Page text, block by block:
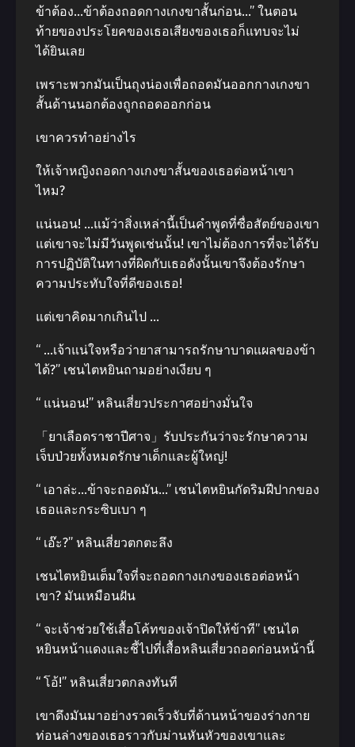
ข้าต้อง…ข้าต้องถอดกางเกงขาสั้นก่อน…” ในตอน
ท้ายของประโยคของเธอเสียงของเธอก็แทบจะไม่
ได้ยินเลย
เพราะพวกมันเป็นถุงน่องเพื่อถอดมันออกกางเกงขา
สั้นด้านนอกต้องถูกถอดออกก่อน
เขาควรทำอย่างไร
ให้เจ้าหญิงถอดกางเกงขาสั้นของเธอต่อหน้าเขา
ไหม?
แน่นอน! …แม้ว่าสิ่งเหล่านี้เป็นคำพูดที่ซื่อสัตย์ของเขา
แต่เขาจะไม่มีวันพูดเช่นนั้น! เขาไม่ต้องการที่จะได้รับ
การปฏิบัติในทางที่ผิดกับเธอดังนั้นเขาจึงต้องรักษา
ความประทับใจที่ดีของเธอ!
แต่เขาคิดมากเกินไป …
“ …เจ้าแน่ใจหรือว่ายาสามารถรักษาบาดแผลของข้า
ได้?” เชนไตหยินถามอย่างเงียบ ๆ
“ แน่นอน!” หลินเสี่ยวประกาศอย่างมั่นใจ
「ยาเลือดราชาปีศาจ」รับประกันว่าจะรักษาความ
เจ็บป่วยทั้งหมดรักษาเด็กและผู้ใหญ่!
“ เอาล่ะ…ข้าจะถอดมัน…” เชนไตหยินกัดริมฝีปากของ
เธอและกระซิบเบา ๆ
“ เอ๊ะ?” หลินเสี่ยวตกตะลึง
เชนไตหยินเต็มใจที่จะถอดกางเกงของเธอต่อหน้า
เขา? มันเหมือนฝัน
“ จะเจ้าช่วยใช้เสื้อโค้ทของเจ้าปิดให้ข้าที” เชนไต
หยินหน้าแดงและชี้ไปที่เสื้อหลินเสี่ยวถอดก่อนหน้านี้
“ โอ้!” หลินเสี่ยวตกลงทันที
เขาดึงมันมาอย่างรวดเร็วจับที่ด้านหน้าของร่างกาย
ท่อนล่างของเธอราวกับม่านหันหัวของเขาและ